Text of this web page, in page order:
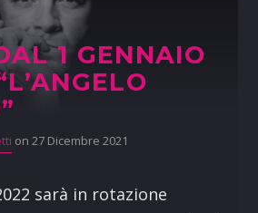
1 GENNAIO
on 27 Dicembre 2021
sarà in rotazione